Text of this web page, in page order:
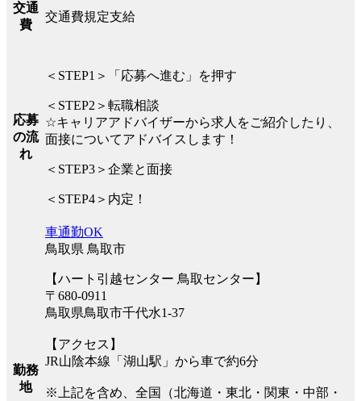
交通
費
交通費規定支給
応募
の流
れ
＜STEP1＞「応募へ進む」を押す
＜STEP2＞転職相談
☆キャリアアドバイザーから求人をご紹介したり、
面接についてアドバイスします！
＜STEP3＞企業と面接
＜STEP4＞内定！
勤務
地
車通勤OK
鳥取県 鳥取市
【ハート引越センター 鳥取センター】
〒680-0911
鳥取県鳥取市千代水1-37
【アクセス】
JR山陰本線「湖山駅」から車で約6分
※上記を含め、全国（北海道・東北・関東・中部・